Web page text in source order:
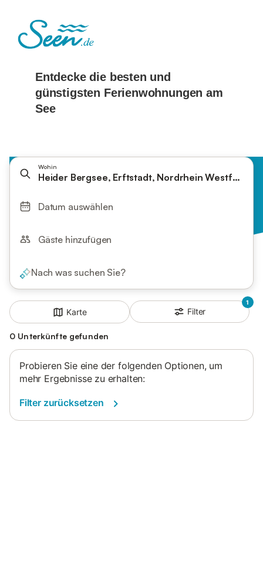
Wohin
Heider Bergsee, Erftstadt, Nordrhein Westfalen,
Datum auswählen
Gäste hinzufügen
Nach was suchen Sie?
Karte
1
Filter
0 Unterkünfte gefunden
Probieren Sie eine der folgenden Optionen, um
mehr Ergebnisse zu erhalten:
Filter zurücksetzen